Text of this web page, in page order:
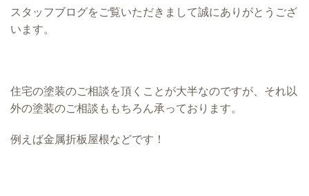
スタッフブログをご覧いただきまして誠にありがとうござ
います。
住宅の塗装のご相談を頂くことが大半なのですが、それ以
外の塗装のご相談ももちろん承っております。
例えば金属折板屋根などです！